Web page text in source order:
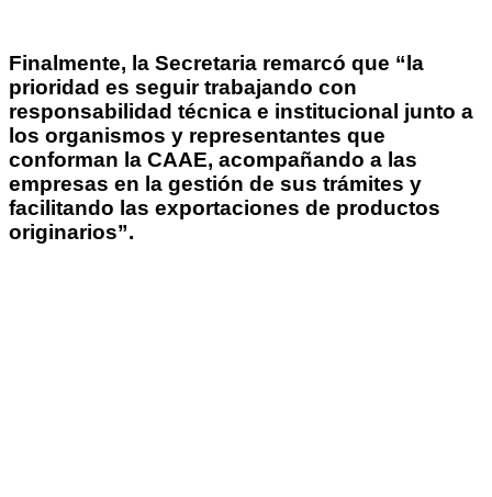
Finalmente, la Secretaria remarcó que “la
prioridad es seguir trabajando con
responsabilidad técnica e institucional junto a
los organismos y representantes que
conforman la CAAE, acompañando a las
empresas en la gestión de sus trámites y
facilitando las exportaciones de productos
originarios”.